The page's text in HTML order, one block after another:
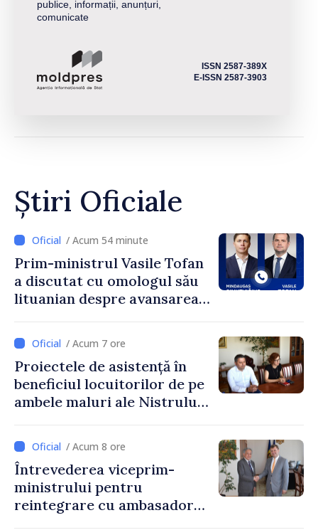
publice, informații, anunțuri,
comunicate
ISSN 2587-389X
E-ISSN 2587-3903
Știri Oficiale
/ Acum 54 minute
Prim-ministrul Vasile Tofan
a discutat cu omologul său
lituanian despre avansarea
Republicii Moldova
/ Acum 7 ore
Proiectele de asistență în
beneficiul locuitorilor de pe
ambele maluri ale Nistrului
viceprim-ministrului cu
reprezentanta rezidentă a
PNUD în Republica Moldova,
Daniela Gasparikova
/ Acum 8 ore
Întrevederea viceprim-
ministrului pentru
reintegrare cu ambasadorul